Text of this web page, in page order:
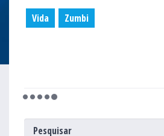
Vida Zumbi